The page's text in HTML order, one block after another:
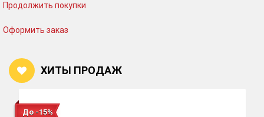
Продолжить покупки
Оформить заказ
ХИТЫ ПРОДАЖ
До -15%